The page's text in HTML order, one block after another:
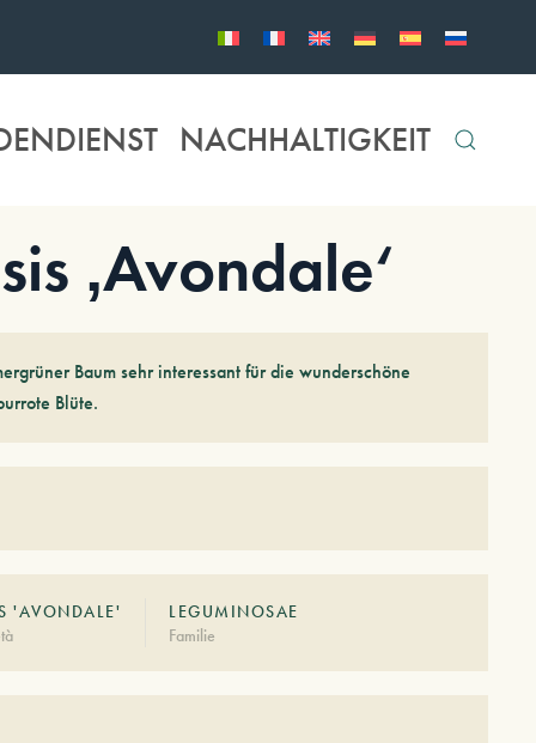
NACHHALTIGKEIT
‚Avondale‘
Baum sehr interessant für die wunderschöne
Blüte.
'AVONDALE'
LEGUMINOSAE
Familie